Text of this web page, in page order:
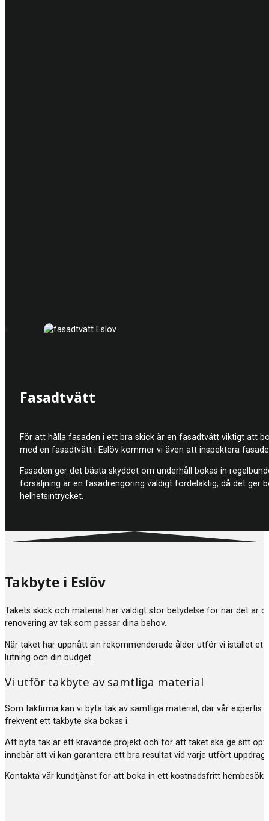
Fasadtvätt
För att hålla fasaden i ett bra skick är en fasadtvätt viktigt att
med en fasadtvätt i Eslöv kommer vi även att inspektera
Fasaden ger det bästa skyddet om underhåll bokas in
försäljning är en fasadrengöring väldigt fördelaktig, då det ger
helhetsintrycket.
Takbyte i Eslöv
Takets skick och material har väldigt stor betydelse för när det är
renovering av tak som passar dina behov.
När taket har uppnått sin rekommenderade ålder utför vi istället
lutning och din budget.
Vi utför takbyte av samtliga material
Som takfirma kan vi byta tak av samtliga material, där vår
frekvent ett takbyte ska bokas i.
Att byta tak är ett krävande projekt och för att taket ska ge sitt
innebär att vi kan garantera ett bra resultat vid varje utfört
Kontakta vår kundtjänst för att boka in ett kostnadsfritt